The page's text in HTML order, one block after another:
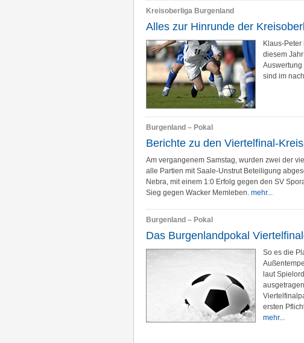
Kreisoberliga Burgenland
Alles zur Hinrunde der
Klaus-Peter
diesem
Auswertung
sind im
Burgenland – Pokal
Berichte zu den Viertelfinal-
Am vergangenem Samstag, wurden zwei der
alle Partien mit Saale-Unstrut Beteiligung
Nebra, mit einem 1:0 Erfolg gegen den SV
Sieg gegen Wacker Memleben. mehr...
Burgenland – Pokal
Das Burgenlandpokal
So es die
laut
ersten
mehr...